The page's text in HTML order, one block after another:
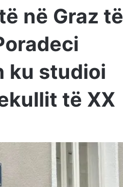
në Graz të
ku studioi
të XX